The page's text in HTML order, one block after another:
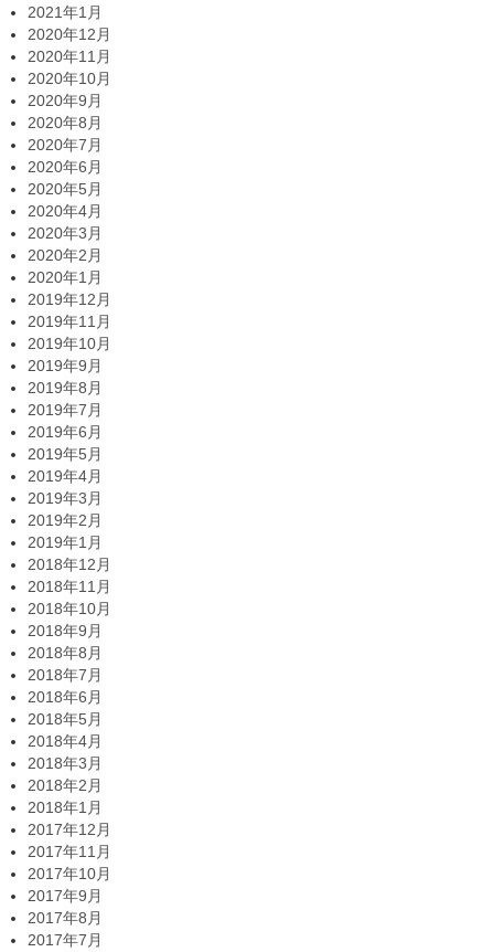
2021年1月
2020年12月
2020年11月
2020年10月
2020年9月
2020年8月
2020年7月
2020年6月
2020年5月
2020年4月
2020年3月
2020年2月
2020年1月
2019年12月
2019年11月
2019年10月
2019年9月
2019年8月
2019年7月
2019年6月
2019年5月
2019年4月
2019年3月
2019年2月
2019年1月
2018年12月
2018年11月
2018年10月
2018年9月
2018年8月
2018年7月
2018年6月
2018年5月
2018年4月
2018年3月
2018年2月
2018年1月
2017年12月
2017年11月
2017年10月
2017年9月
2017年8月
2017年7月